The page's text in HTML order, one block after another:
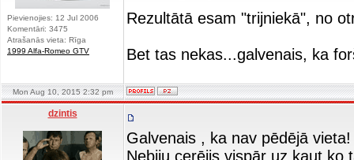
Pievienojies: 12 Jul 2006
Komentāri: 3475
Atrašanās vieta: Rīga
1999 Alfa-Romeo GTV
Rezultātā esam "trijniekā", no
Bet tas nekas...galvenais, ka
Mon Aug 10, 2015 2:32 pm
dzintis
Galvenais , ka nav pēdējā vieta!
Nebiju cerējis vispār uz kaut ko